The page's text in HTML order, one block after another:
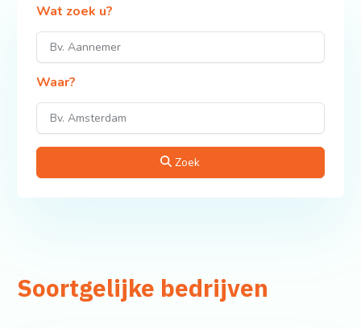
Wat zoek u?
Waar?
Zoek
Soortgelijke bedrijven